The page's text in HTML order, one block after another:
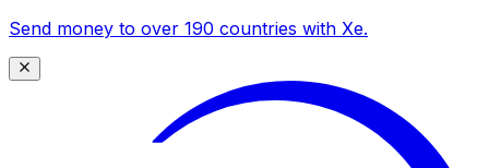
Send money to over 190 countries with Xe.